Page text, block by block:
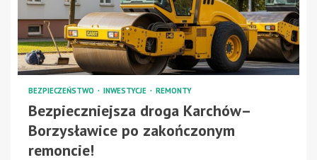
BEZPIECZEŃSTWO INWESTYCJE REMONTY
Bezpieczniejsza droga Karchów–
Borzysławice po zakończonym
remoncie!